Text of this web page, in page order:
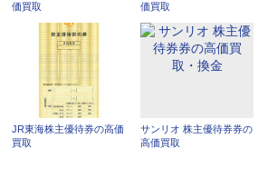
価買取
価買取
JR東海株主優待券の高価
買取
サンリオ 株主優待券券の
高価買取